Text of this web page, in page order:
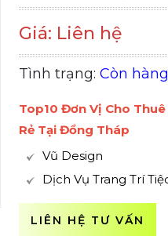
Giá: Liên hệ
Tình trạng:Còn hàng
Top10 Đơn Vị Cho
Rẻ Tại Đồng Tháp
Vũ Design
Dịch Vụ Trang Trí
LIÊN HỆ TƯ VẤN